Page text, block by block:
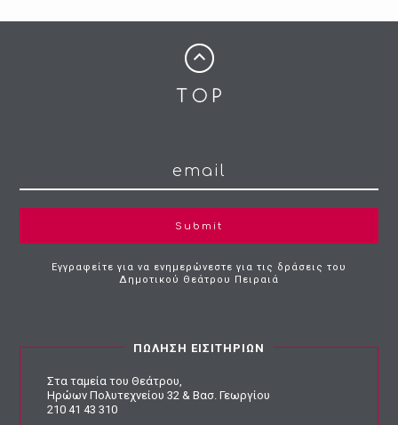
Submit
Εγγραφείτε για να ενημερώνεστε για τις δράσεις του
Δημοτικού Θεάτρου Πειραιά
ΠΩΛΗΣΗ ΕΙΣΙΤΗΡΙΩΝ
Στα ταμεία του Θεάτρου,
Ηρώων Πολυτεχνείου 32 & Βασ. Γεωργίου
210 41 43 310